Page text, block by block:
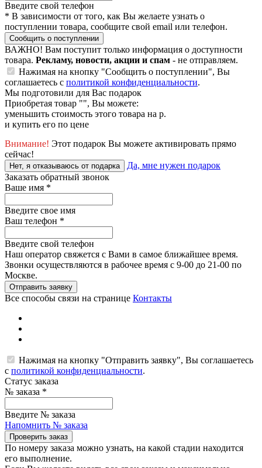
Введите свой телефон
* В зависимости от того, как Вы желаете узнать о
поступлении товара, сообщите свой email или телефон.
Сообщить о поступлении
ВАЖНО! Вам поступит только информация о доступности
товара. Рекламу, новости, акции и спам - не отправляем.
Нажимая на кнопку "Сообщить о поступлении", Вы
соглашаетесь с политикой конфиденциальности.
Мы подготовили для Вас подарок
Приобретая товар "", Вы можете:
уменьшить стоимость этого товара на р.
и купить его по цене
Внимание! Этот подарок Вы можете активировать прямо
сейчас!
Нет, я отказываюсь от подарка
Да, мне нужен подарок
Заказать обратный звонок
Ваше имя *
Введите свое имя
Ваш телефон *
Введите свой телефон
Наш оператор свяжется с Вами в самое ближайшее время.
Звонки осуществляются в рабочее время с 9-00 до 21-00 по
Москве.
Отправить заявку
Все способы связи на странице Контакты
Нажимая на кнопку "Отправить заявку", Вы соглашаетесь
с политикой конфиденциальности.
Статус заказа
№ заказа *
Введите № заказа
Напомнить № заказа
Проверить заказ
По номеру заказа можно узнать, на какой стадии находится
его выполнение.